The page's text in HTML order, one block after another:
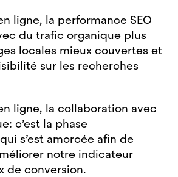
ligne, la performance SEO
du trafic organique plus
locales mieux couvertes et
sur les recherches
ligne, la collaboration avec
c’est la phase
s’est amorcée afin de
notre indicateur
de conversion.